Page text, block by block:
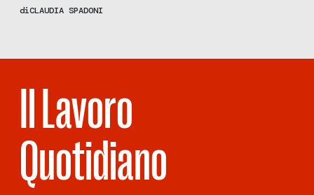
che descrive sono ancora attuali. La nostra intervista all’autore
diCLAUDIA SPADONI
Il Lavoro
Quotidiano